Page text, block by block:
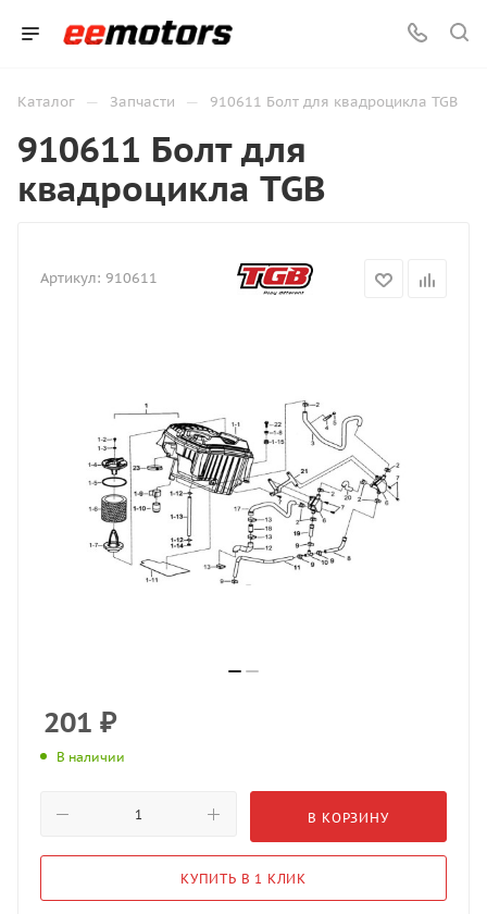
Каталог — Запчасти — 910611 Болт для квадроцикла TGB
910611 Болт для
квадроцикла TGB
Артикул: 910611
201 ₽
В наличии
В КОРЗИНУ
КУПИТЬ В 1 КЛИК